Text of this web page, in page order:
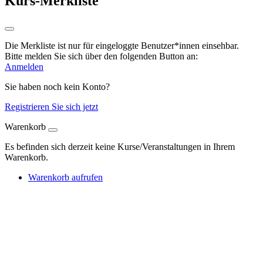
Die Merkliste ist nur für eingeloggte Benutzer*innen einsehbar.
Bitte melden Sie sich über den folgenden Button an:
Anmelden
Sie haben noch kein Konto?
Registrieren Sie sich jetzt
Warenkorb
Es befinden sich derzeit keine Kurse/Veranstaltungen in Ihrem
Warenkorb.
Warenkorb aufrufen